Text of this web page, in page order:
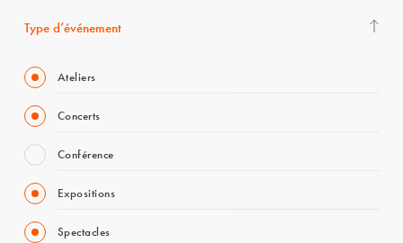
Type d’événement
Ateliers
Concerts
Conférence
Expositions
Spectacles